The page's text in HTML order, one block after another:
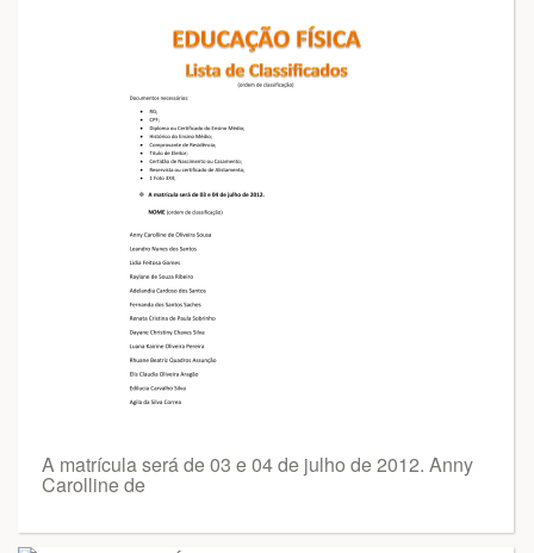
A matrícula será de 03 e 04 de julho de 2012. Anny
Carolline de